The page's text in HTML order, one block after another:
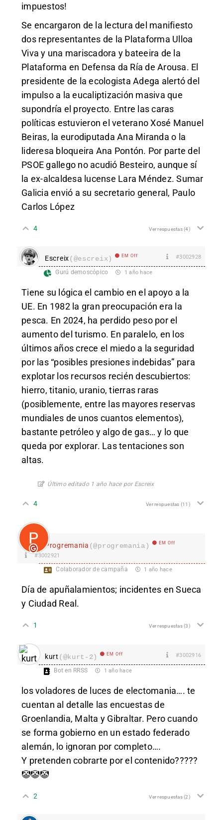
impuestos!
Se encargaron de la lectura del manifiesto
dos representantes de la Plataforma Ulloa
Viva y una mariscadora y bateeira de la
Plataforma en Defensa da Ría de Arousa. El
presidente de la ecologista Adega alertó del
impulso a la eucaliptización masiva que
supondría el proyecto. Entre las caras
políticas estuvieron el veterano Xosé Manuel
Beiras, la eurodiputada Ana Miranda o la
lideresa bloqueira Ana Pontón. Por parte del
PSOE gallego no acudió Besteiro, aunque sí
la ex-alcaldesa lucense Lara Méndez. Sumar
Galicia envió a su secretario general, Paulo
Carlos López
4 Ver respuestas(4)
Escreix(@escreix) EM Off #3002928
Gurú demoscópico 1 año hace
Tiene su lógica el cambio en el apoyo a la
UE. En 1982 la gran preocupación era la
pesca. En 2024, ha perdido peso por el
aumento del turismo. En paralelo, en los
últimos años crece el miedo a la seguridad
por las “posibles presiones indebidas” para
explotar los recursos recién descubiertos:
hierro, titanio, uranio, tierras raras
(posiblemente, entre las mayores reservas
mundiales de unos cuantos elementos),
bastante petróleo y algo de gas… y lo que
queda por explorar. Las tentaciones son
altas.
Último editado 1 año hace por Escreix
4 Ver respuestas (11)
Progremania (@progremania) EM Off
#3002921
Colaborador de campaña 1 año hace
Día de apuñalamientos; incidentes en Sueca
y Ciudad Real.
1 Ver respuestas(3)
kurt (@kurt-2) EM Off #3002916
Bot en RRSS 1 año hace
los voladores de luces de electomania…. te
cuentan al detalle las encuestas de
Groenlandia, Malta y Gibraltar. Pero cuando
se forma gobierno en un estado federado
alemán, lo ignoran por completo….
Y pretenden cobrarte por el contenido?????
🤡🤡🤡
2 Ver respuestas(2)